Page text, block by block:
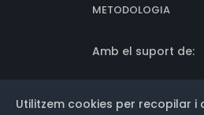
METODOLOGIA
Amb el suport de:
Utilitzem cookies per recopilar